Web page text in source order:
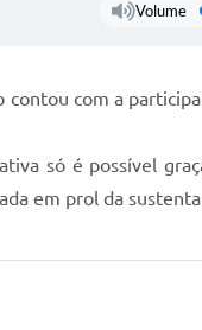
Volume
com a
só é possível
em prol da